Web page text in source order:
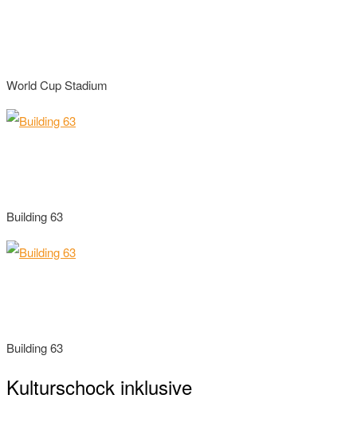
World Cup Stadium
Building 63
Building 63
Kulturschock inklusive